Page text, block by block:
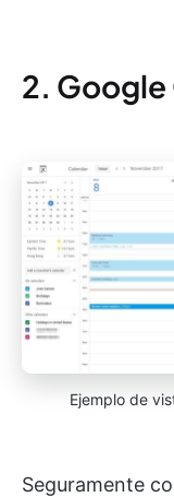
2.
Ejemplo de
Seguramente